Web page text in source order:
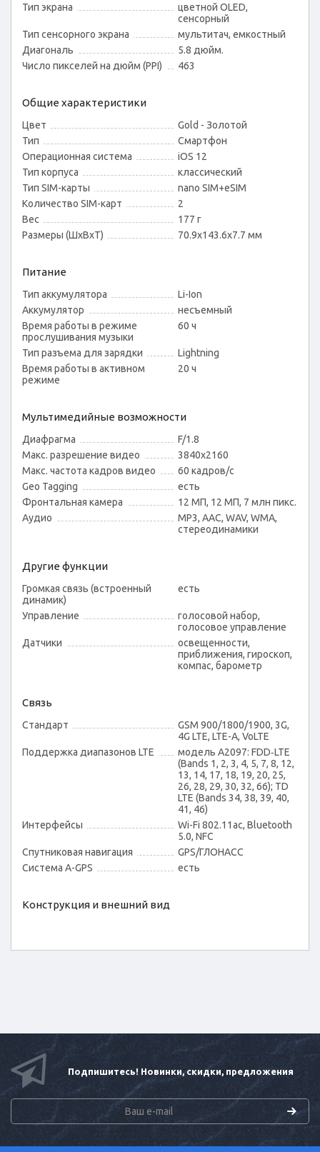
Тип экрана
цветной OLED,
сенсорный
Тип сенсорного экрана
мультитач, емкостный
Диагональ
5.8 дюйм.
Число пикселей на дюйм (PPI)
463
Общие характеристики
Цвет
Gold - Золотой
Тип
Смартфон
Операционная система
iOS 12
Тип корпуса
классический
Тип SIM-карты
nano SIM+eSIM
Количество SIM-карт
2
Вес
177 г
Размеры (ШxВxТ)
70.9x143.6x7.7 мм
Питание
Тип аккумулятора
Li-Ion
Аккумулятор
несъемный
Время работы в режиме
прослушивания музыки
60 ч
Тип разъема для зарядки
Lightning
Время работы в активном
режиме
20 ч
Мультимедийные возможности
Диафрагма
F/1.8
Макс. разрешение видео
3840x2160
Макс. частота кадров видео
60 кадров/с
Geo Tagging
есть
Фронтальная камера
12 МП, 12 МП, 7 млн пикс.
Аудио
MP3, AAC, WAV, WMA,
стереодинамики
Другие функции
Громкая связь (встроенный
динамик)
есть
Управление
голосовой набор,
голосовое управление
Датчики
освещенности,
приближения, гироскоп,
компас, барометр
Связь
Стандарт
GSM 900/1800/1900, 3G,
4G LTE, LTE-A, VoLTE
Поддержка диапазонов LTE
модель A2097: FDD‑LTE
(Bands 1, 2, 3, 4, 5, 7, 8, 12,
13, 14, 17, 18, 19, 20, 25,
26, 28, 29, 30, 32, 66); TD
LTE (Bands 34, 38, 39, 40,
41, 46)
Интерфейсы
Wi-Fi 802.11ac, Bluetooth
5.0, NFC
Спутниковая навигация
GPS/ГЛОНАСС
Cистема A-GPS
есть
Конструкция и внешний вид
Подпишитесь! Новинки, скидки, предложения